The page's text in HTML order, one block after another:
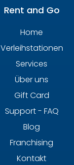
Rent and Go
Home
Verleihstationen
Services
Über uns
Gift Card
Support - FAQ
Blog
Franchising
Kontakt